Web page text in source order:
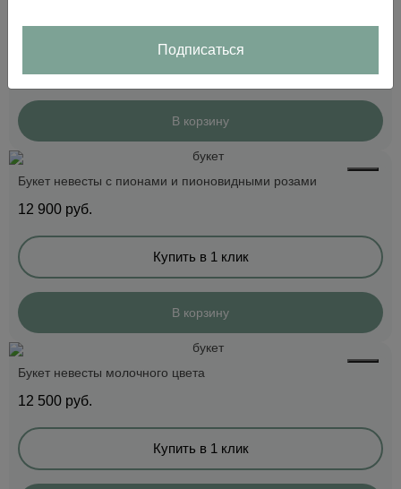
В корзину
Букет невесты с пионами и пионовидными розами
12 900 руб.
Купить в 1 клик
В корзину
Букет невесты молочного цвета
12 500 руб.
Купить в 1 клик
Подписаться